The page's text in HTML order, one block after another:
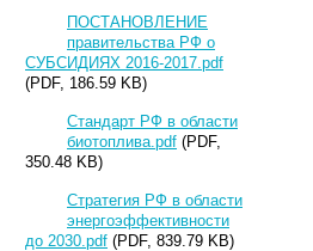
ПОСТАНОВЛЕНИЕ
правительства РФ о
СУБСИДИЯХ 2016-2017.pdf
(PDF, 186.59 KB)
Стандарт РФ в области
биотоплива.pdf (PDF,
350.48 KB)
Стратегия РФ в области
энергоэффективности
до 2030.pdf (PDF, 839.79 KB)